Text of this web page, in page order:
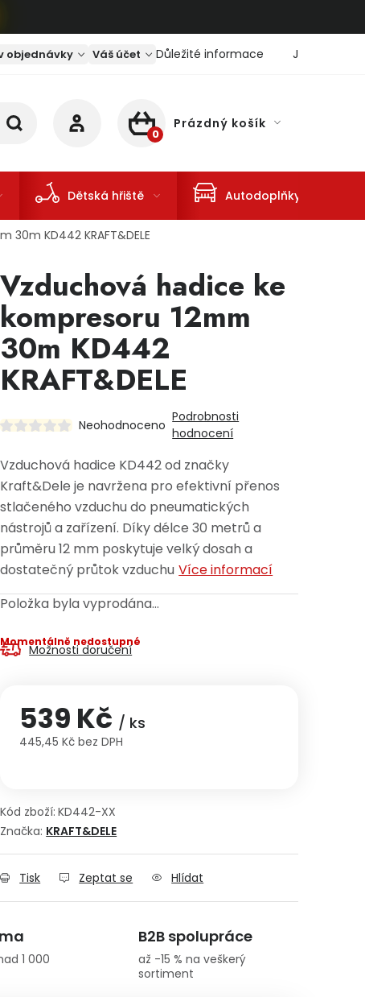
objednávky Váš účet Důležité informace Jaký je
NÁKUPNÍ KOŠÍK
Prázdný košík
Dětská hřiště Autodoplňky
KD442 KRAFT&DELE
Vzduchová hadice ke
kompresoru 12mm
30m KD442
KRAFT&DELE
Neohodnoceno
Podrobnosti
hodnocení
Vzduchová hadice KD442 od značky
Kraft&Dele je navržena pro efektivní přenos
stlačeného vzduchu do pneumatických
nástrojů a zařízení. Díky délce 30 metrů a
průměru 12 mm poskytuje velký dosah a
dostatečný průtok vzduchu Více informací
Položka byla vyprodána…
Momentálně nedostupné
Možnosti doručení
539 Kč / ks
445,45 Kč bez DPH
Kód zboží: KD442-XX
Značka: KRAFT&DELE
Tisk Zeptat se Hlídat
1 000
B2B spolupráce
až -15 % na veškerý
sortiment